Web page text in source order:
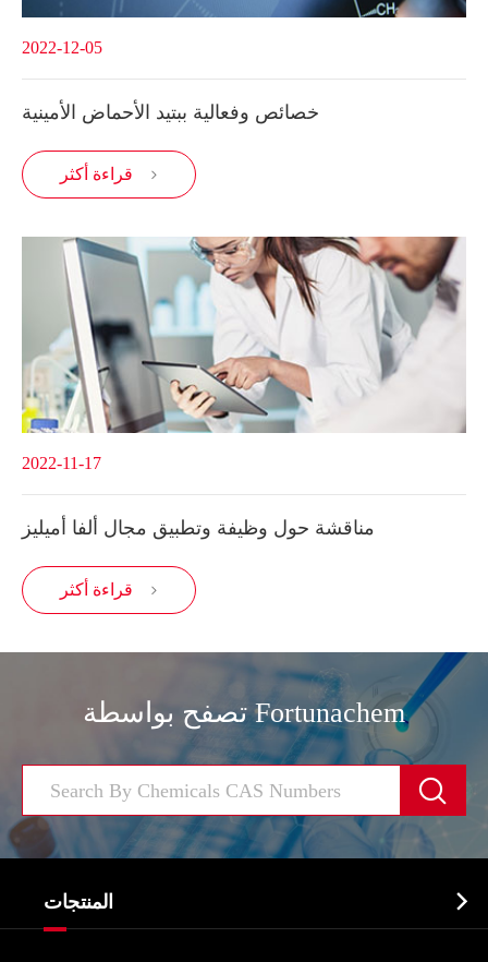
2022-12-05
خصائص وفعالية ببتيد الأحماض الأمينية
قراءة أكثر 
2022-11-17
مناقشة حول وظيفة وتطبيق مجال ألفا أميليز
قراءة أكثر 
تصفح بواسطة Fortunachem

المنتجات 